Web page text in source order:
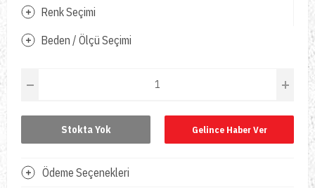
Renk Seçimi
Beden / Ölçü Seçimi
Stokta Yok Gelince Haber Ver
Ödeme Seçenekleri